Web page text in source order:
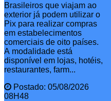
Brasileiros que viajam ao
exterior já podem utilizar o
Pix para realizar compras
em estabelecimentos
comerciais de oito países.
A modalidade está
disponível em lojas, hotéis,
restaurantes, farm...
Postado: 05/08/2026
08H48